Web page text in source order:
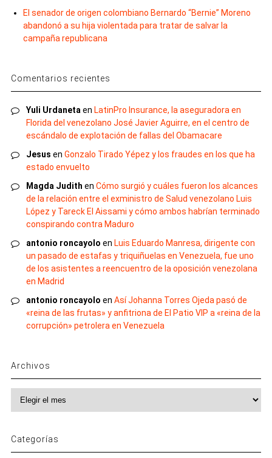
El senador de origen colombiano Bernardo “Bernie” Moreno
abandonó a su hija violentada para tratar de salvar la
campaña republicana
Comentarios recientes
Yuli Urdaneta en LatinPro Insurance, la aseguradora en
Florida del venezolano José Javier Aguirre, en el centro de
escándalo de explotación de fallas del Obamacare
Jesus en Gonzalo Tirado Yépez y los fraudes en los que ha
estado envuelto
Magda Judith en Cómo surgió y cuáles fueron los alcances
de la relación entre el exministro de Salud venezolano Luis
López y Tareck El Aissami y cómo ambos habrían terminado
conspirando contra Maduro
antonio roncayolo en Luis Eduardo Manresa, dirigente con
un pasado de estafas y triquiñuelas en Venezuela, fue uno
de los asistentes a reencuentro de la oposición venezolana
en Madrid
antonio roncayolo en Así Johanna Torres Ojeda pasó de
«reina de las frutas» y anfitriona de El Patio VIP a «reina de la
corrupción» petrolera en Venezuela
Archivos
Categorías